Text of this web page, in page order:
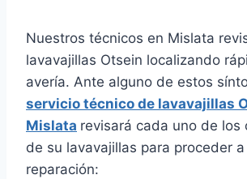
Nuestros técnicos en Mislata
lavavajillas Otsein localizando
avería. Ante alguno de estos
servicio técnico de lavavajillas
Mislata revisará cada uno de los
de su lavavajillas para proceder a
reparación: